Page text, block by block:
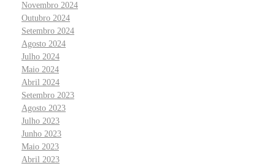
Novembro 2024
Outubro 2024
Setembro 2024
Agosto 2024
Julho 2024
Maio 2024
Abril 2024
Setembro 2023
Agosto 2023
Julho 2023
Junho 2023
Maio 2023
Abril 2023